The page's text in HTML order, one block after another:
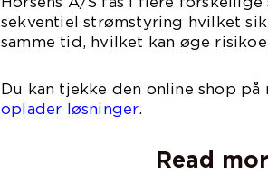
sekventiel strømstyring hvilket
samme tid, hvilket kan øge
Du kan tjekke den online shop
oplader løsninger.
Read